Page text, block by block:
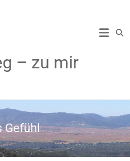
– zu mir
Gefühl